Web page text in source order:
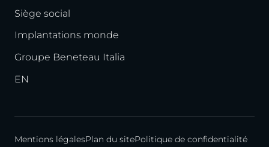
Siège social
Implantations monde
Groupe Beneteau Italia
EN
Mentions légalesPlan du sitePolitique de confidentialité